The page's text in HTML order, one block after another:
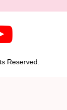
Reserved.